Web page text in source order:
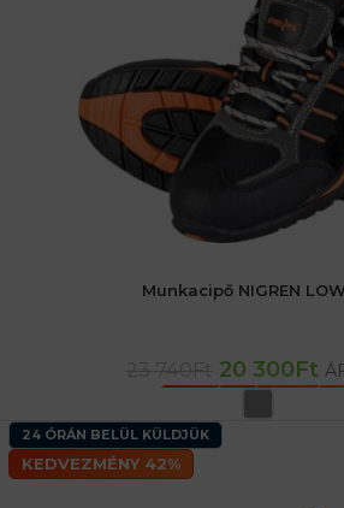
Munkacipő NIGREN
20 300Ft
OPCIÓK VÁLASZTÁSA
24 ÓRÁN BELÜL KÜLDJÜK
KEDVEZMÉNY 42%